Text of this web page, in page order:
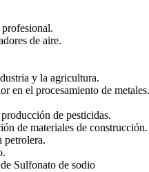
de aire.
y la agricultura.
en el procesamiento de metales.
de pesticidas.
de materiales de construcción.
petrolera.
Sulfonato de sodio